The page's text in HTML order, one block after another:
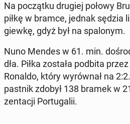
Na po­cząt­ku drugiej połowy
piłkę w bramce, jednak sędzia
giew­kę, gdyż był na spa­lo­nym.
Nuno Mendes w 61. min.
dła. Piłka została podbita
Ronaldo, który wy­rów­nał na
past­nik zdobył 138 bramek w
zen­ta­cji Por­tu­ga­lii.